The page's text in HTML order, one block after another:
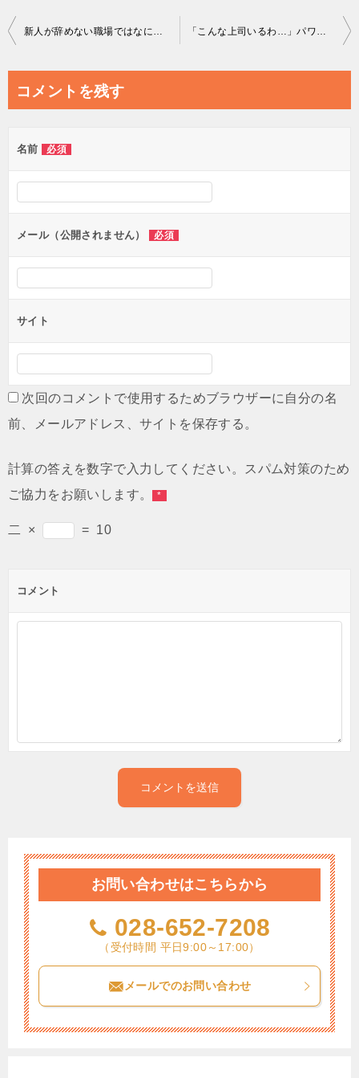
投
ビ
ー
シ
ン
新人が辞めない職場ではなにをしているか 「こんな上司いるわ…」パワハラ行為者に共通する思考と行動
コメントを残す
名前 必須
メール（公開されません） 必須
サイト
次回のコメントで使用するためブラウザーに自分の名
前、メールアドレス、サイトを保存する。
計算の答えを数字で入力してください。スパム対策のため
ご協力をお願いします。 *
二 × = 10
コメント
お問い合わせはこちらから
028-652-7208
（受付時間 平日9:00～17:00）
メールでのお問い合わせ